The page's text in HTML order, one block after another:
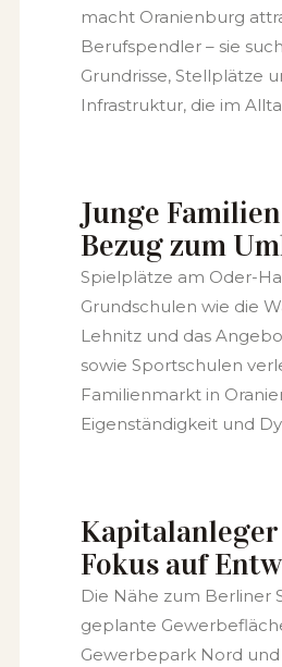
macht Oranienburg
Berufspendler – sie
Grundrisse, Stellplätze
Infrastruktur, die im
Junge
Bezug zum
Spielplätze am Oder-
Grundschulen wie die
Lehnitz und das
sowie Sportschulen
Familienmarkt in
Eigenständigkeit und
Fokus auf
Die Nähe zum Berliner
geplante
Gewerbepark Nord und